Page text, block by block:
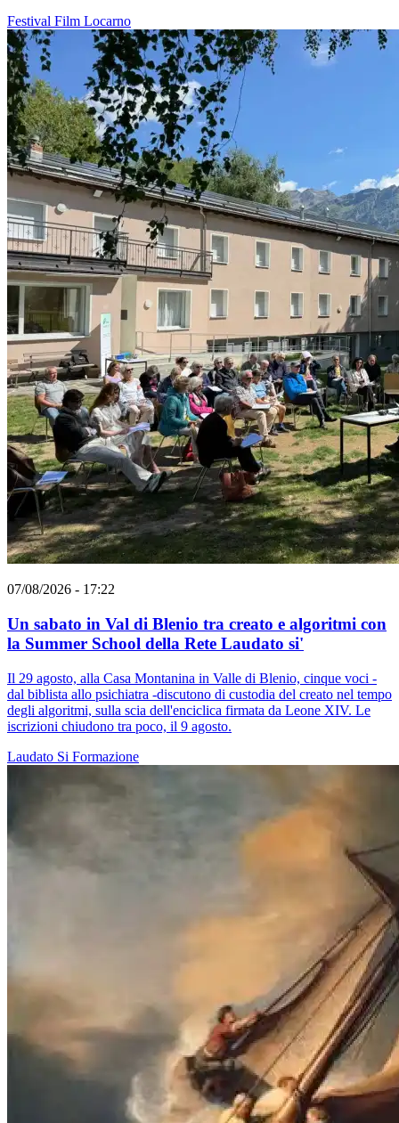
Festival Film Locarno
07/08/2026 - 17:22
Un sabato in Val di Blenio tra creato e algoritmi con
la Summer School della Rete Laudato si'
Il 29 agosto, alla Casa Montanina in Valle di Blenio, cinque voci -
dal biblista allo psichiatra -discutono di custodia del creato nel tempo
degli algoritmi, sulla scia dell'enciclica firmata da Leone XIV. Le
iscrizioni chiudono tra poco, il 9 agosto.
Laudato Si Formazione